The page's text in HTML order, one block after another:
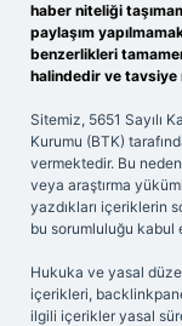
haber niteliği
paylaşım
benzerlikleri
halindedir ve tavsiye
Sitemiz, 5651 Sayılı
Kurumu (BTK)
vermektedir. Bu
veya araştırma
yazdıkları içeriklerin
bu sorumluluğu kabul
Hukuka ve yasal
içerikleri,
ilgili içerikler yasal